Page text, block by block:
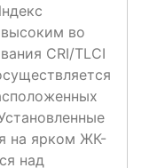
во
CRI/TLCI
на ярком ЖК-
над